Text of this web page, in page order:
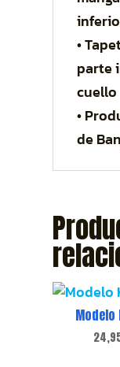
•
parte
cuello
•
de
Modelo